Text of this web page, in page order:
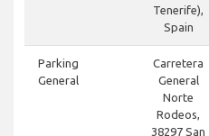
Tenerife),
Spain
Parking
General
Carretera
General
Norte
Rodeos,
38297 San